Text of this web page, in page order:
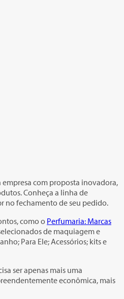
empresa com proposta inovadora,
Conheça a linha de
no fechamento de seu pedido.
como o Perfumaria: Marcas
de maquiagem e
Para Ele; Acessórios; kits e
ser apenas mais uma
econômica, mais